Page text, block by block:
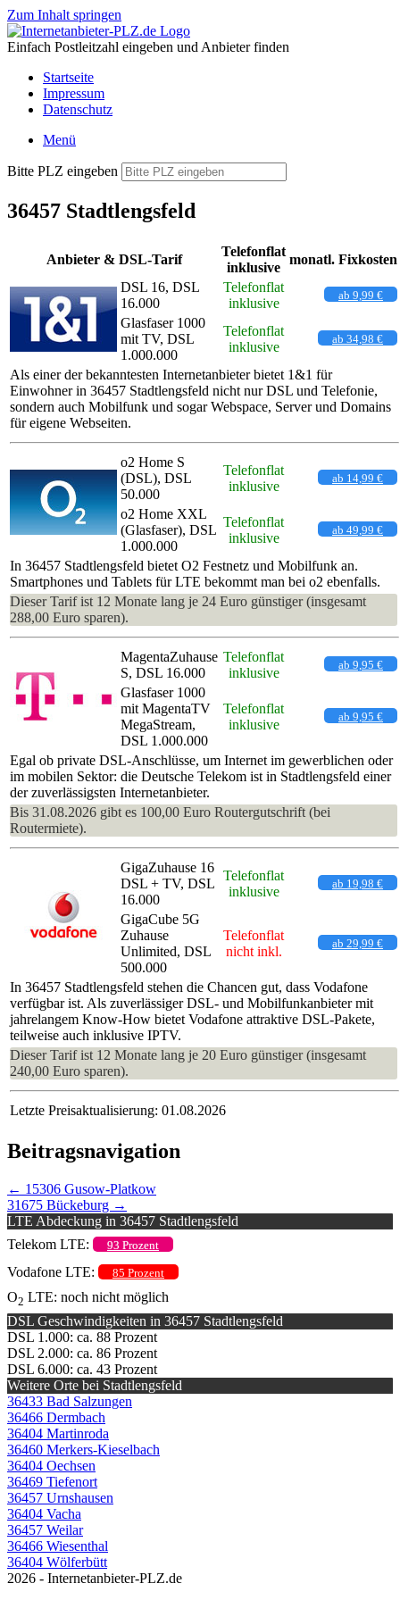
Zum Inhalt springen
Einfach Postleitzahl eingeben und Anbieter finden
Startseite
Impressum
Datenschutz
Menü
Bitte PLZ eingeben
36457 Stadtlengsfeld
Anbieter & DSL-Tarif
Telefonflat
inklusive
monatl. Fixkosten
DSL 16, DSL
16.000
Telefonflat
inklusive
ab 9,99 €
Glasfaser 1000
mit TV, DSL
1.000.000
Telefonflat
inklusive
ab 34,98 €
Als einer der bekanntesten Internetanbieter bietet 1&1 für
Einwohner in 36457 Stadtlengsfeld nicht nur DSL und Telefonie,
sondern auch Mobilfunk und sogar Webspace, Server und Domains
für eigene Webseiten.
o2 Home S
(DSL), DSL
50.000
Telefonflat
inklusive
ab 14,99 €
o2 Home XXL
(Glasfaser), DSL
1.000.000
Telefonflat
inklusive
ab 49,99 €
In 36457 Stadtlengsfeld bietet O2 Festnetz und Mobilfunk an.
Smartphones und Tablets für LTE bekommt man bei o2 ebenfalls.
Dieser Tarif ist 12 Monate lang je 24 Euro günstiger (insgesamt
288,00 Euro sparen).
MagentaZuhause
S, DSL 16.000
Telefonflat
inklusive
ab 9,95 €
Glasfaser 1000
mit MagentaTV
MegaStream,
DSL 1.000.000
Telefonflat
inklusive
ab 9,95 €
Egal ob private DSL-Anschlüsse, um Internet im gewerblichen oder
im mobilen Sektor: die Deutsche Telekom ist in Stadtlengsfeld einer
der zuverlässigsten Internetanbieter.
Bis 31.08.2026 gibt es 100,00 Euro Routergutschrift (bei
Routermiete).
GigaZuhause 16
DSL + TV, DSL
16.000
Telefonflat
inklusive
ab 19,98 €
GigaCube 5G
Zuhause
Unlimited, DSL
500.000
Telefonflat
nicht inkl.
ab 29,99 €
In 36457 Stadtlengsfeld stehen die Chancen gut, dass Vodafone
verfügbar ist. Als zuverlässiger DSL- und Mobilfunkanbieter mit
jahrelangem Know-How bietet Vodafone attraktive DSL-Pakete,
teilweise auch inklusive IPTV.
Dieser Tarif ist 12 Monate lang je 20 Euro günstiger (insgesamt
240,00 Euro sparen).
Letzte Preisaktualisierung: 01.08.2026
Beitragsnavigation
← 15306 Gusow-Platkow
31675 Bückeburg →
LTE Abdeckung in 36457 Stadtlengsfeld
Telekom LTE:
93 Prozent
Vodafone LTE: 85 Prozent
O2 LTE: noch nicht möglich
DSL Geschwindigkeiten in 36457 Stadtlengsfeld
DSL 1.000: ca. 88 Prozent
DSL 2.000: ca. 86 Prozent
DSL 6.000: ca. 43 Prozent
Weitere Orte bei Stadtlengsfeld
36433 Bad Salzungen
36466 Dermbach
36404 Martinroda
36460 Merkers-Kieselbach
36404 Oechsen
36469 Tiefenort
36457 Urnshausen
36404 Vacha
36457 Weilar
36466 Wiesenthal
36404 Wölferbütt
2026 - Internetanbieter-PLZ.de